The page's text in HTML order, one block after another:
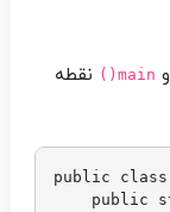
main()
نقطه
public class
public